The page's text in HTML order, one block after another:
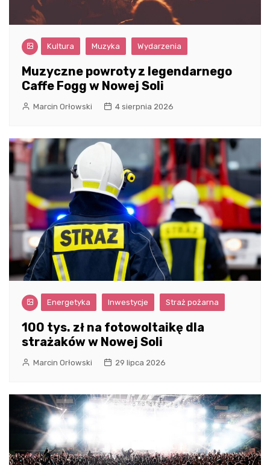
Kultura Muzyka Wydarzenia
Muzyczne powroty z legendarnego
Caffe Fogg w Nowej Soli
Marcin Orłowski 4 sierpnia 2026
Energetyka Inwestycje Straż pożarna
100 tys. zł na fotowoltaikę dla
strażaków w Nowej Soli
Marcin Orłowski 29 lipca 2026